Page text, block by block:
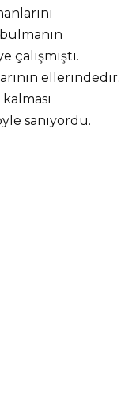
ellerindedir.
sanıyordu.